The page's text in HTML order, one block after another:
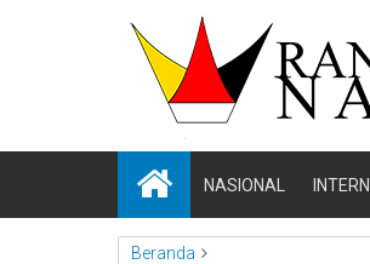
NASIONAL
Beranda